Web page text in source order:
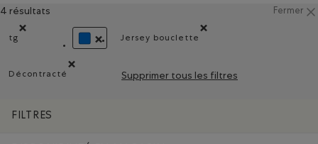
4 résultats Fermer
tg
Supprimer le filtre Classé selon Coupes : tg
Jersey bouclette
Décontracté
Supprimer le filtre Classé selon Coupe :
Supprimer tous les filtres
FILTRES